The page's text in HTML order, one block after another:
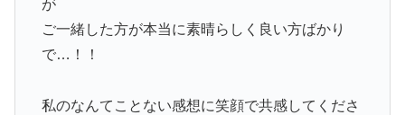
が
ご一緒した方が本当に素晴らしく良い方ばかり
で…！！
私のなんてことない感想に笑顔で共感してくださ